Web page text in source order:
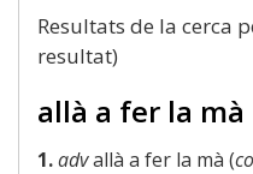
Resultats de la cerca
resultat)
allà a fer la mà
1.advallà a fer la mà (